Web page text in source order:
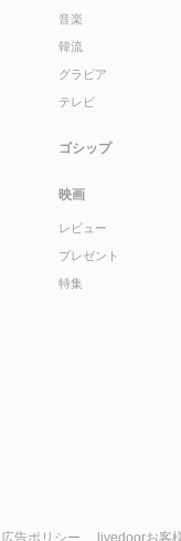
音楽
韓流
グラビア
テレビ
ゴシップ
映画
レビュー
プレゼント
特集